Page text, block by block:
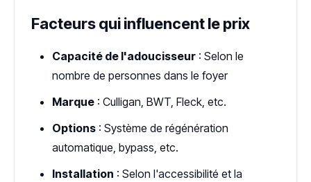
Facteurs qui influencent le prix
Capacité de l'adoucisseur : Selon le
nombre de personnes dans le foyer
Marque : Culligan, BWT, Fleck, etc.
Options : Système de régénération
automatique, bypass, etc.
Installation : Selon l'accessibilité et la